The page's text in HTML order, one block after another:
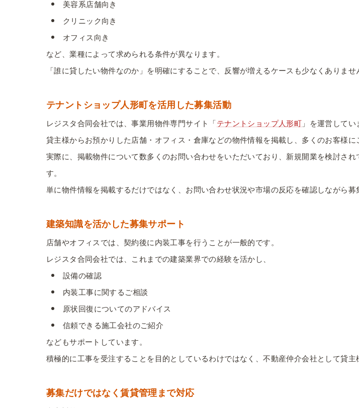
美容系店舗向き
クリニック向き
オフィス向き
など、業種によって求められる条件が異なります。
「誰に貸したい物件なのか」を明確にすることで、反響が増えるケースも少なくありませ
テナントショップ人形町を活用した募集活動
レジスタ合同会社では、事業用物件専門サイト「 テナントショップ人形町 」を運営してい
貸主様からお預かりした店舗・オフィス・倉庫などの物件情報を掲載し、多くのお客様に
実際に、掲載物件について数多くのお問い合わせをいただいており、新規開業を検討さ
す。
単に物件情報を掲載するだけではなく、お問い合わせ状況や市場の反応を確認しながら
建築知識を活かした募集サポート
店舗やオフィスでは、契約後に内装工事を行うことが一般的です。
レジスタ合同会社では、これまでの建築業界での経験を活かし、
設備の確認
内装工事に関するご相談
原状回復についてのアドバイス
信頼できる施工会社のご紹介
などもサポートしています。
積極的に工事を受注することを目的としているわけではなく、不動産仲介会社として貸
募集だけではなく賃貸管理まで対応